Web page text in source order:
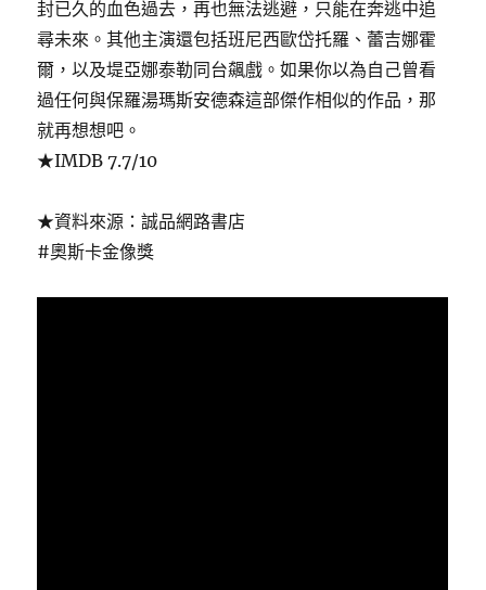
封已久的血色過去，再也無法逃避，只能在奔逃中追
尋未來。其他主演還包括班尼西歐岱托羅、蕾吉娜霍
爾，以及堤亞娜泰勒同台飆戲。如果你以為自己曾看
過任何與保羅湯瑪斯安德森這部傑作相似的作品，那
就再想想吧。
★IMDB 7.7/10
★資料來源：誠品網路書店
#奧斯卡金像獎